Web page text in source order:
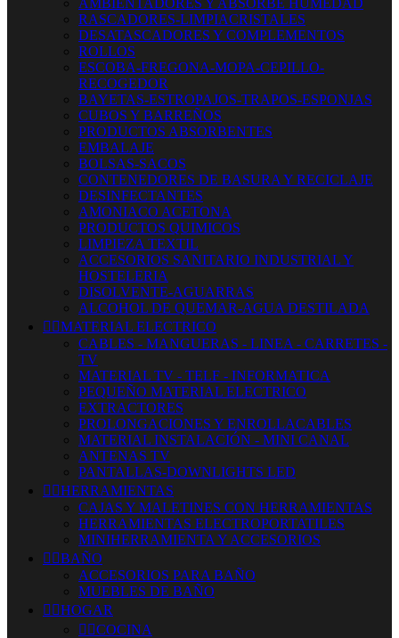
AMBIENTADORES Y ABSORBE HUMEDAD
RASCADORES-LIMPIACRISTALES
DESATASCADORES Y COMPLEMENTOS
ROLLOS
ESCOBA-FREGONA-MOPA-CEPILLO-
RECOGEDOR
BAYETAS-ESTROPAJOS-TRAPOS-ESPONJAS
CUBOS Y BARREÑOS
PRODUCTOS ABSORBENTES
EMBALAJE
BOLSAS-SACOS
CONTENEDORES DE BASURA Y RECICLAJE
DESINFECTANTES
AMONIACO ACETONA
PRODUCTOS QUIMICOS
LIMPIEZA TEXTIL
ACCESORIOS SANITARIO INDUSTRIAL Y
HOSTELERIA
DISOLVENTE-AGUARRAS
ALCOHOL DE QUEMAR-AGUA DESTILADA
 MATERIAL ELECTRICO
CABLES - MANGUERAS - LINEA - CARRETES -
TV
MATERIAL TV - TELF - INFORMATICA
PEQUEÑO MATERIAL ELECTRICO
EXTRACTORES
PROLONGACIONES Y ENROLLACABLES
MATERIAL INSTALACIÓN - MINI CANAL
ANTENAS TV
PANTALLAS-DOWNLIGHTS LED
 HERRAMIENTAS
CAJAS Y MALETINES CON HERRAMIENTAS
HERRAMIENTAS ELECTROPORTATILES
MINIHERRAMIENTA Y ACCESORIOS
 BAÑO
ACCESORIOS PARA BAÑO
MUEBLES DE BAÑO
 HOGAR
 COCINA